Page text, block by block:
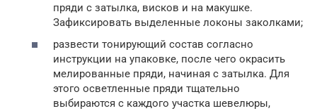
пряди с затылка, висков и на макушке.
Зафиксировать выделенные локоны заколками;
развести тонирующий состав согласно
инструкции на упаковке, после чего окрасить
мелированные пряди, начиная с затылка. Для
этого осветленные пряди тщательно
выбираются с каждого участка шевелюры,